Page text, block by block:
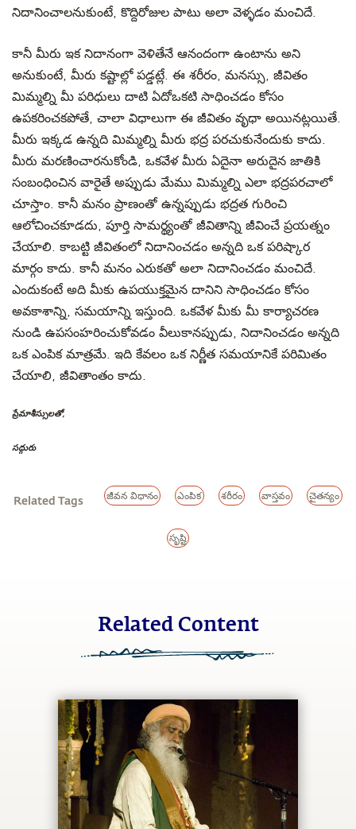
నిదానించాలనుకుంటే, కొద్దిరోజుల పాటు అలా వెళ్ళడం మంచిదే.
కానీ మీరు ఇక నిదానంగా వెళితేనే ఆనందంగా ఉంటాను అని
అనుకుంటే, మీరు కష్టాల్లో పడ్డట్లే. ఈ శరీరం, మనస్సు, జీవితం
మిమ్మల్ని మీ పరిధులు దాటి ఏదోఒకటి సాధించడం కోసం
ఉపకరించకపోతే, చాలా విధాలుగా ఈ జీవితం వృధా అయినట్లయితే.
మీరు ఇక్కడ ఉన్నది మిమ్మల్ని మీరు భద్ర పరచుకునేందుకు కాదు.
మీరు మరణించారనుకోండి, ఒకవేళ మీరు ఏదైనా అరుదైన జాతికి
సంబంధించిన వారైతే అప్పుడు మేము మిమ్మల్ని ఎలా భద్రపరచాలో
చూస్తాం. కానీ మనం ప్రాణంతో ఉన్నప్పుడు భద్రత గురించి
ఆలోచించకూడదు, పూర్తి సామర్థ్యంతో జీవితాన్ని జీవించే ప్రయత్నం
చేయాలి. కాబట్టి జీవితంలో నిదానించడం అన్నది ఒక పరిష్కార
మార్గం కాదు. కానీ మనం ఎరుకతో అలా నిదానించడం మంచిదే.
ఎందుకంటే అది మీకు ఉపయుక్తమైన దానిని సాధించడం కోసం
అవకాశాన్ని, సమయాన్ని ఇస్తుంది. ఒకవేళ మీకు మీ కార్యాచరణ
నుండి ఉపసంహరించుకోవడం వీలుకానప్పుడు, నిదానించడం అన్నది
ఒక ఎంపిక మాత్రమే. ఇది కేవలం ఒక నిర్ణీత సమయానికే పరిమితం
చేయాలి, జీవితాంతం కాదు.
ప్రేమాశీస్సులతో,
సద్గురు
Related Tags జీవన విధానం ఎంపిక శరీరం వాస్తవం చైతన్యం
సృష్టి
Related Content